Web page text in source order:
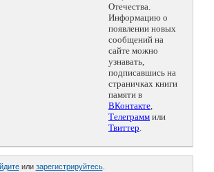
Отечества.
Информацию о
появлении новых
сообщений на
сайте можно
узнавать,
подписавшись на
страничках книги
памяти в
ВКонтакте,
Телеграмм или
Твиттер.
или зарегистрируйтесь.